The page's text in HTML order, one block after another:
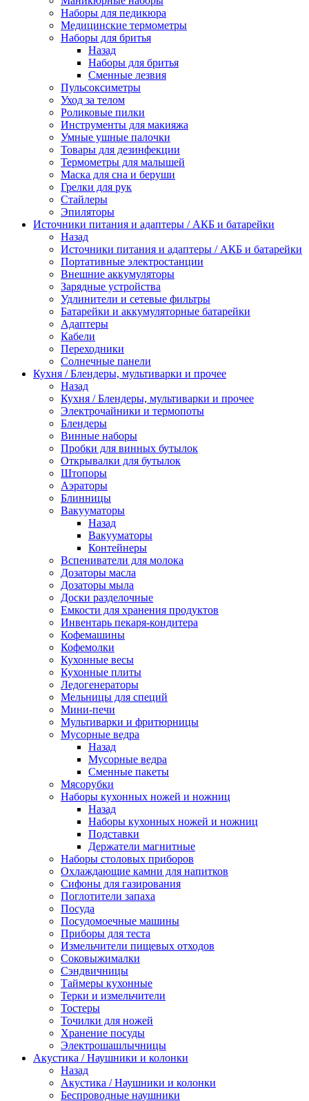
Наборы для педикюра
Медицинские термометры
Наборы для бритья
Назад
Наборы для бритья
Сменные лезвия
Пульсоксиметры
Уход за телом
Роликовые пилки
Инструменты для макияжа
Умные ушные палочки
Товары для дезинфекции
Термометры для малышей
Маска для сна и беруши
Грелки для рук
Стайлеры
Эпиляторы
Источники питания и адаптеры / АКБ и батарейки
Назад
Источники питания и адаптеры / АКБ и батарейки
Портативные электростанции
Внешние аккумуляторы
Зарядные устройства
Удлинители и сетевые фильтры
Батарейки и аккумуляторные батарейки
Адаптеры
Кабели
Переходники
Солнечные панели
Кухня / Блендеры, мультиварки и прочее
Назад
Кухня / Блендеры, мультиварки и прочее
Электрочайники и термопоты
Блендеры
Винные наборы
Пробки для винных бутылок
Открывалки для бутылок
Штопоры
Аэраторы
Блинницы
Вакууматоры
Назад
Вакууматоры
Контейнеры
Вспениватели для молока
Дозаторы масла
Дозаторы мыла
Доски разделочные
Емкости для хранения продуктов
Инвентарь пекаря-кондитера
Кофемашины
Кофемолки
Кухонные весы
Кухонные плиты
Ледогенераторы
Мельницы для специй
Мини-печи
Мультиварки и фритюрницы
Мусорные ведра
Назад
Мусорные ведра
Сменные пакеты
Мясорубки
Наборы кухонных ножей и ножниц
Назад
Наборы кухонных ножей и ножниц
Подставки
Держатели магнитные
Наборы столовых приборов
Охлаждающие камни для напитков
Сифоны для газирования
Поглотители запаха
Посуда
Посудомоечные машины
Приборы для теста
Измельчители пищевых отходов
Cоковыжималки
Сэндвичницы
Таймеры кухонные
Терки и измельчители
Тостеры
Точилки для ножей
Хранение посуды
Электрошашлычницы
Акустика / Наушники и колонки
Назад
Акустика / Наушники и колонки
Беспроводные наушники